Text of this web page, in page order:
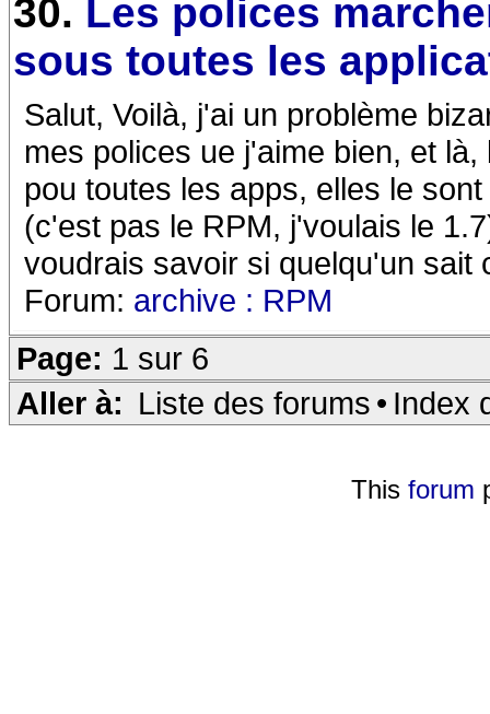
30. Les polices
sous toutes les
Salut, Voilà, j'ai un problème
mes polices ue j'aime bien, et
pou toutes les apps, elles le
(c'est pas le RPM, j'voulais le
voudrais savoir si quelqu'un sait
Forum: archive : RPM
Page: 1 sur 6
Aller à: Liste des forums • Index
This forum